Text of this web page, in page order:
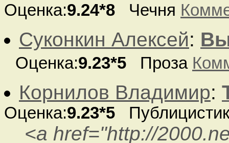
Оценка:9.24*8 Чечня
Суконкин Алексей:
Оценка:9.23*5 Проза
Корнилов Владимир:
Оценка:9.23*5
<a href="http://